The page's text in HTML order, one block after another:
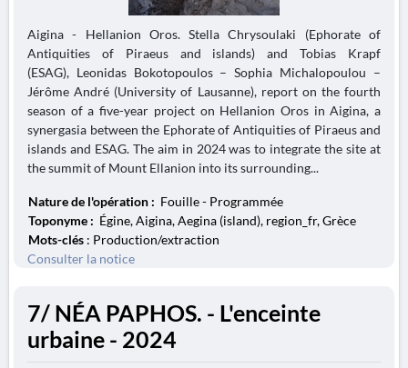
Aigina - Hellanion Oros. Stella Chrysoulaki (Ephorate of
Antiquities of Piraeus and islands) and Tobias Krapf
(ESAG), Leonidas Bokotopoulos – Sophia Michalopoulou –
Jérôme André (University of Lausanne), report on the fourth
season of a five-year project on Hellanion Oros in Aigina, a
synergasia between the Ephorate of Antiquities of Piraeus and
islands and ESAG. The aim in 2024 was to integrate the site at
the summit of Mount Ellanion into its surrounding...
Nature de l'opération : Fouille - Programmée
Toponyme : Égine, Aigina, Aegina (island), region_fr, Grèce
Mots-clés : Production/extraction
Consulter la notice
7/ NÉA PAPHOS. - L'enceinte
urbaine - 2024